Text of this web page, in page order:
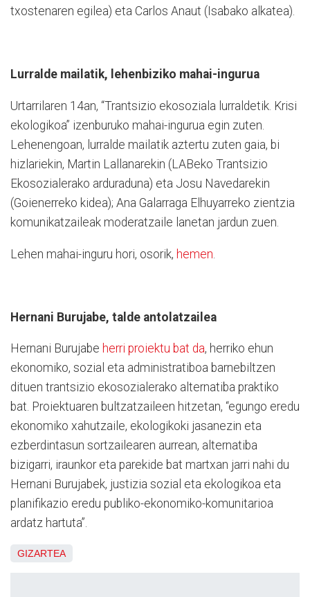
txostenaren egilea) eta Carlos Anaut (Isabako alkatea).
Lurralde mailatik, lehenbiziko mahai-ingurua
Urtarrilaren 14an, “Trantsizio ekosoziala lurraldetik. Krisi
ekologikoa” izenburuko mahai-ingurua egin zuten.
Lehenengoan, lurralde mailatik aztertu zuten gaia, bi
hizlariekin, Martin Lallanarekin (LABeko Trantsizio
Ekosozialerako arduraduna) eta Josu Navedarekin
(Goienerreko kidea); Ana Galarraga Elhuyarreko zientzia
komunikatzaileak moderatzaile lanetan jardun zuen.
Lehen mahai-inguru hori, osorik, hemen
Hernani Burujabe, talde antolatzailea
Hernani Burujabe herri proiektu bat da, herriko ehun
ekonomiko, sozial eta administratiboa barnebiltzen
dituen trantsizio ekosozialerako alternatiba praktiko
bat. Proiektuaren bultzatzaileen hitzetan, “egungo eredu
ekonomiko xahutzaile, ekologikoki jasanezin eta
ezberdintasun sortzailearen aurrean, alternatiba
bizigarri, iraunkor eta parekide bat martxan jarri nahi du
Hernani Burujabek, justizia sozial eta ekologikoa eta
planifikazio eredu publiko-ekonomiko-komunitarioa
ardatz hartuta”.
GIZARTEA